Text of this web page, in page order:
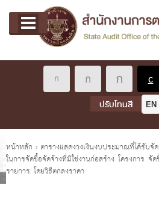
Main menu
หน้าแรก
เกี่ยวกับ คตง.
นโยบายการตรวจเงินแผ่นดิน
หลักเกณฑ์มาตรฐานเกี่ยวกับการตรวจ
ผู้ว่าการตรวจเงินแผ่นดิน
การบริหารและพัฒนาทรัพยากรบุคคล
ปรับโทนสี EN
คุณอยู่ที่
หน้าหลัก › ตารางแสดงวงเงินงบประมาณที่ได้รับจั
ในการจัดซื้อจัดจ้างที่มิใช่งานก่อสร้าง โครงการ
รายการ โดยวิธีตกลงราคา